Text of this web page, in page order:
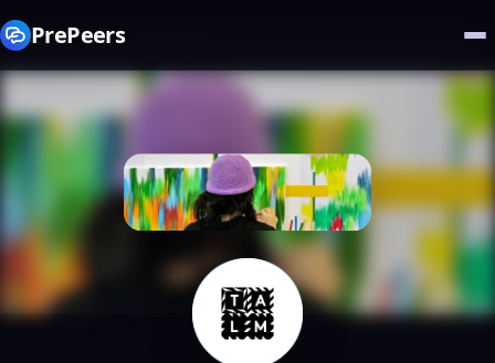
PrePeers